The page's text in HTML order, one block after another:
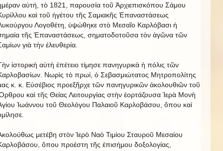
αὐτή, τὸ 1821, παρουσία τοῦ Ἀρχιεπισκόπου Σάμου
καὶ τοῦ ἡγέτου τῆς Σαμιακῆς Ἐπαναστάσεως
Λογοθέτη, ὑψώθηκε στὸ Μεσαῖο Καρλόβασι ἡ
τῆς Ἐπαναστάσεως, σηματοδοτοῦσα τὸν ἀγῶνα τῶν
γιὰ τὴν ἐλευθερία.
ἱστορικὴ αὐτὴ ἐπέτειο τίμησε πανηγυρικὰ ἡ πόλις τῶν
Νωρὶς τὸ πρωί, ὁ Σεβασμιώτατος Μητροπολίτης
κ. κ. Εὐσέβιος προεξῆρχε τῶν πανηγυρικῶν ἀκολουθιῶν τοῦ
καὶ τῆς Θείας Λειτουργίας στὴν ἑορτάζουσα Ἱερὰ Μονὴ
Ἰωάννου τοῦ Θεολόγου Παλαιοῦ Καρλοβάσου, ὅπου καί
μετέβη στὸν Ἱερὸ Ναὸ Τιμίου Σταυροῦ Μεσαίου
ὅπου προέστη τῆς ἐπισήμου δοξολογίας,